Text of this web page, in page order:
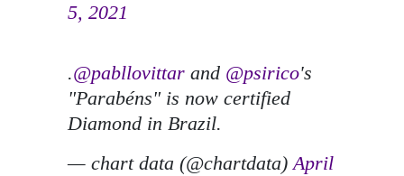
5, 2021
.@pabllovittarand @psirico's
"Parabéns" is now certified
Diamond in Brazil.
— chart data (@chartdata)April